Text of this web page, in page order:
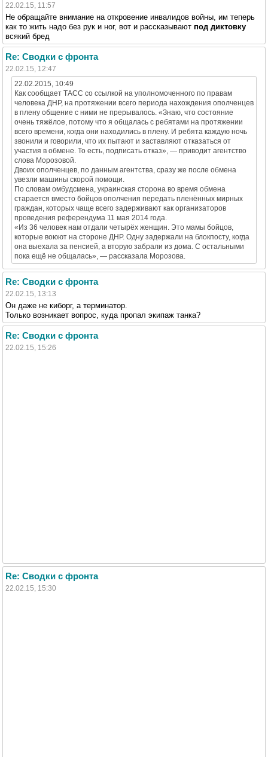
22.02.15, 11:57
Не обращайте внимание на откровение инвалидов войны, им теперь
как то жить надо без рук и ног, вот и рассказывают под диктовку
всякий бред
Re: Сводки с фронта
22.02.15, 12:47
22.02.2015, 10:49
Как сообщает ТАСС со ссылкой на уполномоченного по правам
человека ДНР, на протяжении всего периода нахождения ополченцев
в плену общение с ними не прерывалось. «Знаю, что состояние
очень тяжёлое, потому что я общалась с ребятами на протяжении
всего времени, когда они находились в плену. И ребята каждую ночь
звонили и говорили, что их пытают и заставляют отказаться от
участия в обмене. То есть, подписать отказ», — приводит агентство
слова Морозовой.
Двоих ополченцев, по данным агентства, сразу же после обмена
увезли машины скорой помощи.
По словам омбудсмена, украинская сторона во время обмена
старается вместо бойцов ополчения передать пленённых мирных
граждан, которых чаще всего задерживают как организаторов
проведения референдума 11 мая 2014 года.
«Из 36 человек нам отдали четырёх женщин. Это мамы бойцов,
которые воюют на стороне ДНР. Одну задержали на блокпосту, когда
она выехала за пенсией, а вторую забрали из дома. С остальными
пока ещё не общалась», — рассказала Морозова.
Re: Сводки с фронта
22.02.15, 13:13
Он даже не киборг, а терминатор.
Только возникает вопрос, куда пропал экипаж танка?
Re: Сводки с фронта
22.02.15, 15:26
Re: Сводки с фронта
22.02.15, 15:30